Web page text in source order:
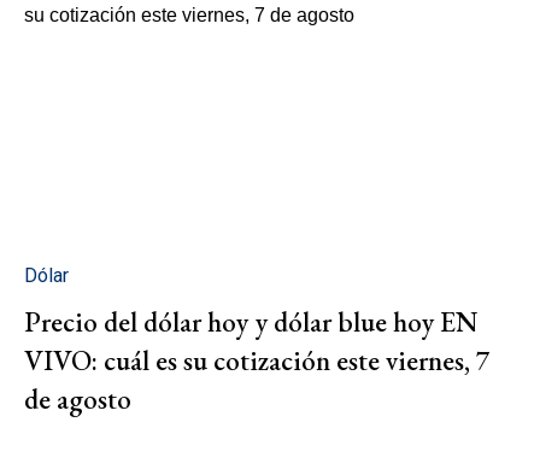
Dólar
Precio del dólar hoy y dólar blue hoy EN
VIVO: cuál es su cotización este viernes, 7
de agosto